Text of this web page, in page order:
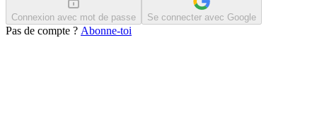
Connexion avec mot de passe Se connecter avec Google
Pas de compte ? Abonne-toi